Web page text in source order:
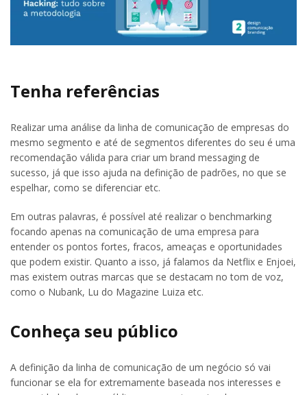
Tenha referências
Realizar uma análise da linha de comunicação de empresas do
mesmo segmento e até de segmentos diferentes do seu é uma
recomendação válida para criar um brand messaging de
sucesso, já que isso ajuda na definição de padrões, no que se
espelhar, como se diferenciar etc.
Em outras palavras, é possível até realizar o benchmarking
focando apenas na comunicação de uma empresa para
entender os pontos fortes, fracos, ameaças e oportunidades
que podem existir. Quanto a isso, já falamos da Netflix e Enjoei,
mas existem outras marcas que se destacam no tom de voz,
como o Nubank, Lu do Magazine Luiza etc.
Conheça seu público
A definição da linha de comunicação de um negócio só vai
funcionar se ela for extremamente baseada nos interesses e